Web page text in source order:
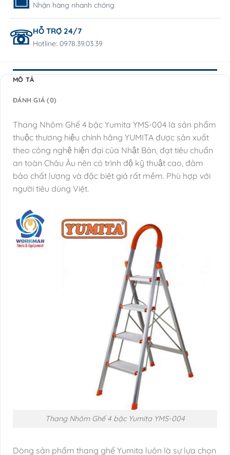
Nhận hàng nhanh chóng
HỖ TRỢ 24/7
Hotline: 0978.39.03.39
MÔ TẢ
ĐÁNH GIÁ (0)
Thang Nhôm Ghế 4 bậc Yumita YMS-004 là sản phẩm
thuộc thương hiệu chính hãng YUMITA được sản xuất
theo công nghệ hiện đại của Nhật Bản, đạt tiêu chuẩn
an toàn Châu Âu nên có trình độ kỹ thuật cao, đảm
bảo chất lượng và đặc biệt giá rất mềm. Phù hợp với
người tiêu dùng Việt.
Thang Nhôm Ghế 4 bậc Yumita YMS-004
Dòng sản phẩm thang ghế Yumita luôn là sự lựa chọn